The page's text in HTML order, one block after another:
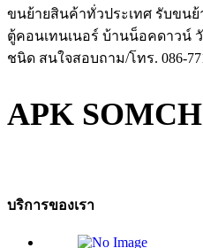
ขนย้ายสินค้าทั่วประเทศ รับขน
ตู้คอนเทนเนอร์ บ้านน็อคดาวน์
ชนิด สนใจสอบถาม/โทร. 086-
APK
บริการของเรา